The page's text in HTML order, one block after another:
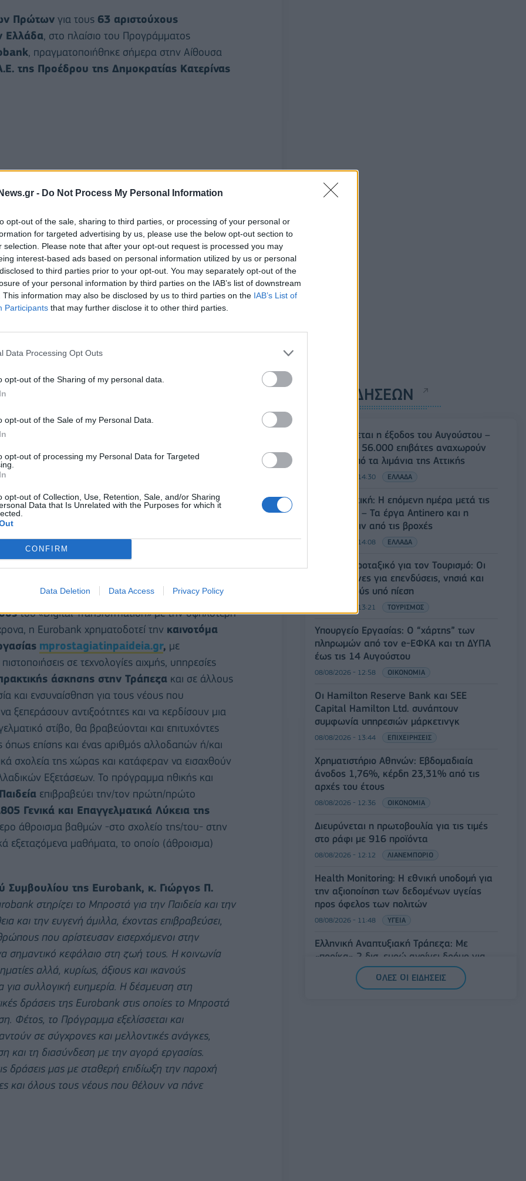
- Do Not Process My Personal Information
opt-out of the sale, sharing to third parties, or processing of your personal or
for targeted advertising by us, please use the below opt-out section to
selection. Please note that after your opt-out request is processed you may
interest-based ads based on personal information utilized by us or personal
to third parties prior to your opt-out. You may separately opt-out of the
of your personal information by third parties on the IAB’s list of downstream
This information may also be disclosed by us to third parties on the IAB’s List of
Participants that may further disclose it to other third parties.
Data Processing Opt Outs
opt-out of the Sharing of my personal data.
opt-out of the Sale of my Personal Data.
opt-out of processing my Personal Data for Targeted
opt-out of Collection, Use, Retention, Sale, and/or Sharing
Data that Is Unrelated with the Purposes for which it
CONFIRM
Data Deletion Data Access Privacy Policy
Πρώτων για τους 63 αριστούχους
Ελλάδα , στο πλαίσιο του Προγράμματος
, πραγματοποιήθηκε σήμερα στην Αίθουσα
της Προέδρου της Δημοκρατίας Κατερίνας
από την Eurobank, με την υποστήριξη του
τα τελευταία21 χρόνια, έχοντας
των
1.035 αριστούχοι απόφοιτοι
των
το Λύκειό τους, πραγματοποιήθηκε σήμερα
, κ. Γιώργου Π. Ζανιά και τουΔιευθύνοντος
και σύσσωμης της Διοίκησης της Τράπεζας.
διευρύνει τοΜπροστά για την Παιδεία
την επιστημονική εξειδίκευση και τη
εμπειρία και την αγορά εργασίας, με κοινό
Στο πλαίσιο της ευρύτερης πλέον
Μεταπτυχιακών Σπουδών (
Πανεπιστημίου Αθηνών
σχεδίασης, υλοποίησης και διαχείρισης έργων
Στο ίδιο πλαίσιο, προσφέρεται,
του «Digital Transformation» με την υψηλότερη
η Eurobank χρηματοδοτεί την καινοτόμα
mprostagiatinpaideia.gr, με
σε τεχνολογίες αιχμής, υπηρεσίες
άσκησης στην Τράπεζα και σε άλλους
και ενσυναίσθηση για τους νέους που
ξεπεράσουν αντιξοότητες και να κερδίσουν μια
στίβο, θα βραβεύονται και επιτυχόντες
όπως επίσης και ένας αριθμός αλλοδαπών ή/και
σχολεία της χώρας και κατάφεραν να εισαχθούν
Εξετάσεων. Το πρόγραμμα ηθικής και
επιβραβεύει την/τον πρώτη/πρώτο
Γενικά και Επαγγελματικά Λύκεια της
άθροισμα βαθμών -στο σχολείο της/του- στην
εξεταζόμενα μαθήματα, το οποίο (άθροισμα)
Συμβουλίου της Eurobank, κ. Γιώργος Π.
στηρίζει το Μπροστά για την Παιδεία και την
την ευγενή άμιλλα, έχοντας επιβραβεύσει,
που αρίστευσαν εισερχόμενοι στην
σημαντικό κεφάλαιο στη ζωή τους. Η κοινωνία
αλλά, κυρίως, άξιους και ικανούς
συλλογική ευημερία. Hδέσμευση στη
δράσεις της Eurobank στις οποίες το Μπροστά
Φέτος, το Πρόγραμμα εξελίσσεται και
σε σύγχρονες και μελλοντικές ανάγκες,
και τη διασύνδεση με την αγορά εργασίας.
δράσεις μας με σταθερή επιδίωξη την παροχή
και όλους τους νέους που θέλουν να πάνε
ΡΟΗ ΕΙΔΗΣΕΩΝ
Κορυφώνεται η έξοδος του Αυγούστου –
Πάνω από 56.000 επιβάτες αναχωρούν
σήμερα από τα λιμάνια της Αττικής
08/08/2026 - 14:30 ΕΛΛΑΔΑ
Δυτική Αττική: Η επόμενη ημέρα μετά τις
πυρκαγιές – Τα έργα Antinero και η
«μάχη» πριν από τις βροχές
08/08/2026 - 14:08 ΕΛΛΑΔΑ
Ειδικό Χωροταξικό για τον Τουρισμό: Οι
νέοι κανόνες για επενδύσεις, νησιά και
προορισμούς υπό πίεση
08/08/2026 - 13:21 ΤΟΥΡΙΣΜΟΣ
Υπουργείο Εργασίας: Ο “χάρτης” των
πληρωμών από τον e-ΕΦΚΑ και τη ΔΥΠΑ
έως τις 14 Αυγούστου
08/08/2026 - 12:58 ΟΙΚΟΝΟΜΙΑ
Οι Hamilton Reserve Bank και SEE
Capital Hamilton Ltd. συνάπτουν
συμφωνία υπηρεσιών μάρκετινγκ
08/08/2026 - 13:44 ΕΠΙΧΕΙΡΗΣΕΙΣ
Χρηματιστήριο Αθηνών: Εβδομαδιαία
άνοδος 1,76%, κέρδη 23,31% από τις
αρχές του έτους
08/08/2026 - 12:36 ΟΙΚΟΝΟΜΙΑ
Διευρύνεται η πρωτοβουλία για τις τιμές
στο ράφι με 916 προϊόντα
08/08/2026 - 12:12 ΛΙΑΝΕΜΠΟΡΙΟ
Health Monitoring: Η εθνική υποδομή για
την αξιοποίηση των δεδομένων υγείας
προς όφελος των πολιτών
08/08/2026 - 11:48 ΥΓΕΙΑ
Ελληνική Αναπτυξιακή Τράπεζα: Με
«προίκα» 2 δισ. ευρώ ανοίγει δρόμο για
δάνεια έως 5 δισ. σε μικρομεσαίες
08/08/2026 - 11:22
ΟΛΕΣ ΟΙ ΕΙΔΗΣΕΙΣ